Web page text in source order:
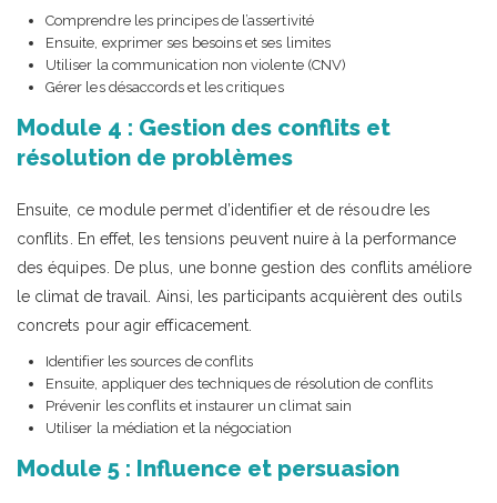
Comprendre les principes de l’assertivité
Ensuite, exprimer ses besoins et ses limites
Utiliser la communication non violente (CNV)
Gérer les désaccords et les critiques
Module 4 : Gestion des conflits et
résolution de problèmes
Ensuite, ce module permet d’identifier et de résoudre les
conflits. En effet, les tensions peuvent nuire à la performance
des équipes. De plus, une bonne gestion des conflits améliore
le climat de travail. Ainsi, les participants acquièrent des outils
concrets pour agir efficacement.
Identifier les sources de conflits
Ensuite, appliquer des techniques de résolution de conflits
Prévenir les conflits et instaurer un climat sain
Utiliser la médiation et la négociation
Module 5 : Influence et persuasion